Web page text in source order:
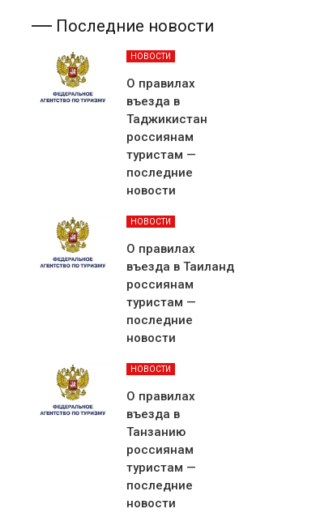
Последние новости
НОВОСТИ
О правилах
въезда в
Таджикистан
россиянам
туристам —
последние
новости
НОВОСТИ
О правилах
въезда в Таиланд
россиянам
туристам —
последние
новости
НОВОСТИ
О правилах
въезда в
Танзанию
россиянам
туристам —
последние
новости